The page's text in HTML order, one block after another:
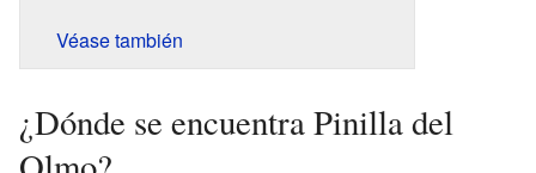
Véase también
¿Dónde se encuentra Pinilla del